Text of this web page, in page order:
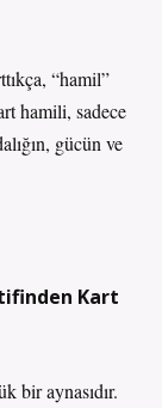
“hamil”
hamili, sadece
gücün ve
Kart
bir aynasıdır.